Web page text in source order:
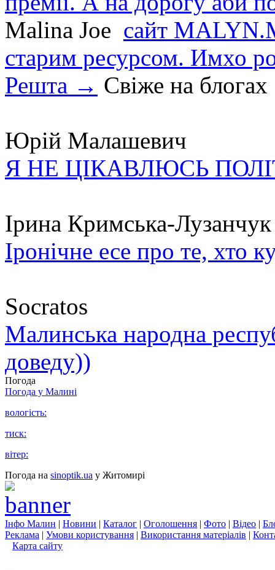
Malina Joe сайт
старим ресурсом. Имхо
Решта → Свіже на блогах
Юрій Малашевич
Я НЕ ЦІКАВЛЮСЬ
Ірина Кримська-Лузанчук
Іронічне есе про те, хто
Socratos
Малинська народна
доведу))
Погода
Погода у Малині
вологість:
тиск:
вітер:
Погода на sinoptik.ua у Житомирі
Інфо Малин | Новини | Каталог | Оголошення | Фото | Відео |
Реклама | Умови користування | Використання матеріалів |
Карта сайту